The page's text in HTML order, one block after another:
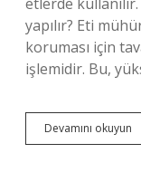
yapılır? Eti
koruması için
işlemidir. Bu,
Devamını okuyun